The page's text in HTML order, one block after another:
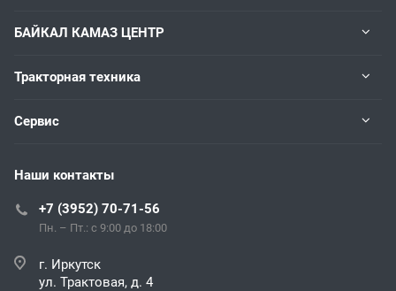
БАЙКАЛ КАМАЗ ЦЕНТР
Тракторная техника
Сервис
Наши контакты
+7 (3952) 70-71-56
Пн. – Пт.: с 9:00 до 18:00
г. Иркутск
ул. Трактовая, д. 4